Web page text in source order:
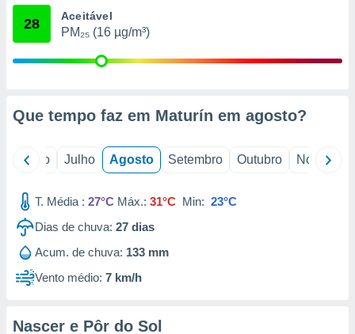
de
1199
28 Aceitável
PM₂₅ (16 µg/m³)
Que tempo faz em Maturín em agosto?
Junho Julho Agosto Setembro Outubro Novembro
T. Média : 27°C Máx.: 31°C Min: 23°C
Dias de chuva: 27 dias
Acum. de chuva: 133 mm
Vento médio: 7 km/h
Nascer e Pôr do Sol